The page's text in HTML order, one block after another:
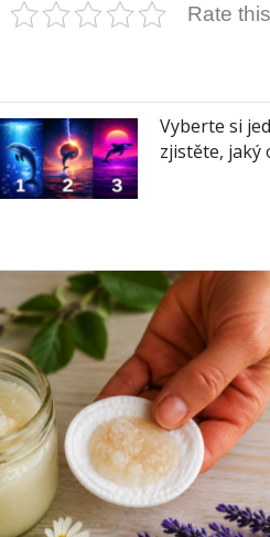
Rate
Vyberte si
zjistěte, jaký